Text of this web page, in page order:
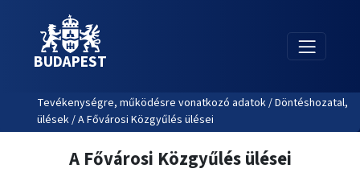
BUDAPEST
Tevékenységre, működésre vonatkozó adatok / Döntéshozatal,
ülések / A Fővárosi Közgyűlés ülései
A Fővárosi Közgyűlés ülései